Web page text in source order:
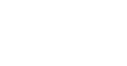
OG
til
via